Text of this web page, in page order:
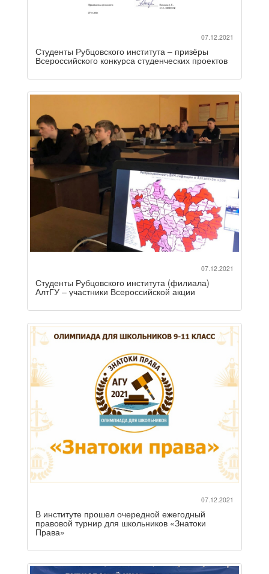
07.12.2021
Студенты Рубцовского института – призёры
Всероссийского конкурса студенческих проектов
07.12.2021
Студенты Рубцовского института (филиала)
АлтГУ – участники Всероссийской акции
07.12.2021
В институте прошел очередной ежегодный
правовой турнир для школьников «Знатоки
Права»